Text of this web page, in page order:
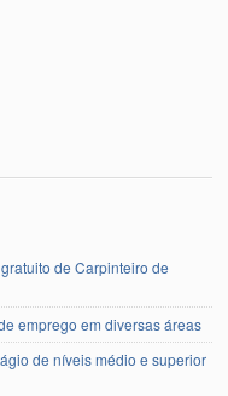
de Carpinteiro de
emprego em diversas áreas
de níveis médio e superior